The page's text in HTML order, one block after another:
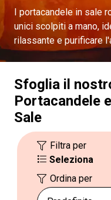
I portacandele in sale
unici scolpiti a mano,
rilassante e purificare
Sfoglia il
Portacandele
Sale
Filtra per
Seleziona
Ordina per